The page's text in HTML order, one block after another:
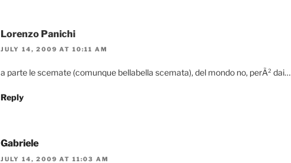
Lorenzo Panichi
JULY 14, 2009 AT 10:11 AM
a parte le scemate (comunque bellabella scemata), del mondo no, perÃ² dai…
Reply
Gabriele
JULY 14, 2009 AT 11:03 AM